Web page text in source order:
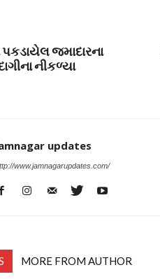
જમાદારના
નીકળ્યા
updates
www.jamnagarupdates.com/
MORE FROM AUTHOR